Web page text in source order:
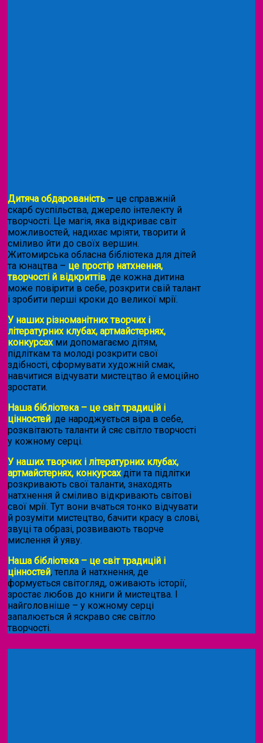
Дитяча обдарованість – це справжній
скарб суспільства, джерело інтелекту й
творчості. Це магія, яка відкриває світ
можливостей, надихає мріяти, творити й
сміливо йти до своїх вершин.
Житомирська обласна бібліотека для дітей
та юнацтва – це простір натхнення,
творчості й відкриттів, де кожна дитина
може повірити в себе, розкрити свій талант
і зробити перші кроки до великої мрії.
У наших різноманітних творчих і
літературних клубах, артмайстернях,
конкурсахми допомагаємо дітям,
підліткам та молоді розкрити свої
здібності, сформувати художній смак,
навчитися відчувати мистецтво й емоційно
зростати.
Наша бібліотека – це світ традицій і
цінностей, де народжується віра в себе,
розквітають таланти й сяє світло творчості
у кожному серці.
У наших творчих і літературних клубах,
артмайстернях, конкурсахдіти та підлітки
розкривають свої таланти, знаходять
натхнення й сміливо відкривають світові
свої мрії. Тут вони вчаться тонко відчувати
й розуміти мистецтво, бачити красу в слові,
звуці та образі, розвивають творче
мислення й уяву.
Наша бібліотека – це світ традицій і
цінностей, тепла й натхнення, де
формується світогляд, оживають історії,
зростає любов до книги й мистецтва. І
найголовніше – у кожному серці
запалюється й яскраво сяє світло
творчості.